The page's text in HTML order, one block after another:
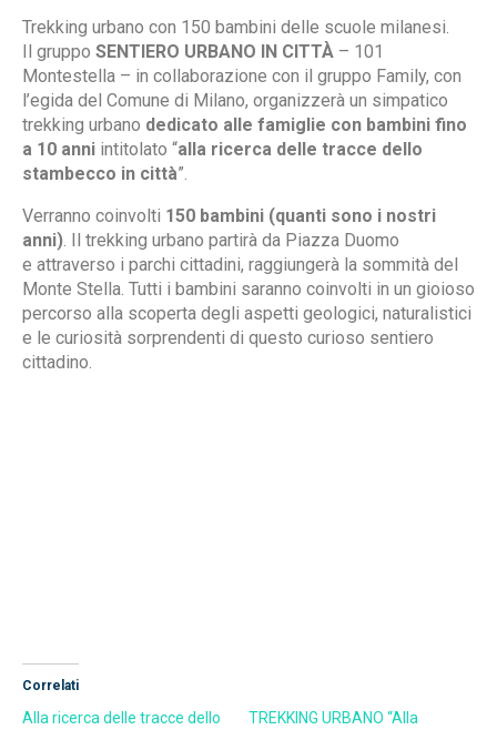
Trekking urbano con 150 bambini delle scuole milanesi.
Il gruppo SENTIERO URBANO IN CITTÀ – 101
Montestella – in collaborazione con il gruppo Family, con
l’egida del Comune di Milano, organizzerà un simpatico
trekking urbano dedicato alle famiglie con bambini fino
a 10 anni intitolato “alla ricerca delle tracce dello
stambecco in città”.
Verranno coinvolti 150 bambini (quanti sono i nostri
anni). Il trekking urbano partirà da Piazza Duomo
e attraverso i parchi cittadini, raggiungerà la sommità del
Monte Stella. Tutti i bambini saranno coinvolti in un gioioso
percorso alla scoperta degli aspetti geologici, naturalistici
e le curiosità sorprendenti di questo curioso sentiero
cittadino.
Correlati
Alla ricerca delle tracce dello
TREKKING URBANO “Alla